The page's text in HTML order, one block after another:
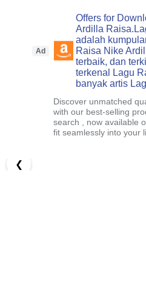
Ad
Offers for
Ardilla
adalah
Raisa Nike
terbaik, dan
terkenal Lagu
banyak artis
Discover unmatched
with our best-selling
search , now available
fit seamlessly into your
❮